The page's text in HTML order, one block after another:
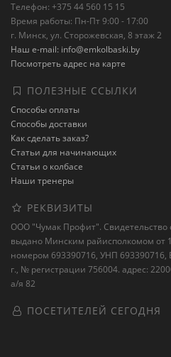
Телефон: +375 44 560 15 15
Время работы: Пн-Пт 9:00 - 17:00
г. Минск, ул. Сторожевская, 8 этаж 2
Наш e-mail: info@emkolbaski.by
Посмотреть адрес на карте
ПОЛЕЗНЫЕ ССЫЛКИ
Способы оплаты
Способы доставки
Как сделать заказ?
Статьи для начинающих
Статьи о колбасе
Наши тренеры
РЕКВИЗИТЫ
ООО "Чумак Профит". Свидетельство
выдано Минским райисполкомом от
номером 693390716, УНП 693390716,
г., № регистрации 756004. адрес:
а/я 82
ПОСЕТИТЕЛЕЙ СЕГОДНЯ